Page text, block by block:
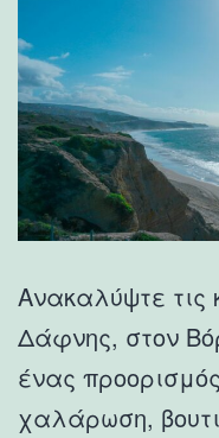
Ανακαλύψτε τις
Δάφνης, στον
ένας
χαλάρωση,